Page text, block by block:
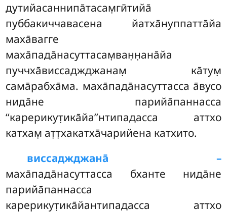
дутийасаннипа̄тасам̣гӣтийа̄
пуббакиччавасена йатха̄нуппатта̄йа
маха̄вагге
маха̄пада̄насуттасам̣ван̣н̣ана̄йа
пуччха̄виссаджджанам̣ ка̄тум̣
сама̄рабха̄ма. маха̄пада̄насуттасса а̄вусо
нида̄не парийа̄паннасса
‘‘карерикут̣ика̄йа’’нтипадасса аттхо
катхам̣ ат̣т̣хакатха̄чарийена катхито.
виссаджджана̄ –
маха̄пада̄насуттасса бханте нида̄не
парийа̄паннасса
карерикут̣ика̄йантипадасса аттхо